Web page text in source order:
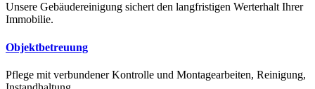
Unsere Gebäudereinigung sichert den langfristigen Werterhalt Ihrer
Immobilie.
Objektbetreuung
Pflege mit verbundener Kontrolle und Montagearbeiten, Reinigung,